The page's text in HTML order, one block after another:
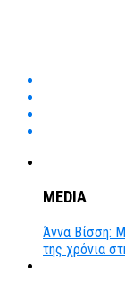
MEDIA
Άννα Βίσση:
της χρόνια